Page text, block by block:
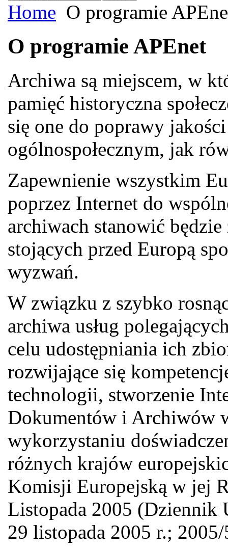
Home O programie
O programie APEnet
Archiwa są miejscem, w
pamięć historyczna
się one do poprawy
ogólnospołecznym, jak
Zapewnienie wszystkim
poprzez Internet do
archiwach stanowić
stojących przed Europą
wyzwań.
W związku z szybko
archiwa usług
celu udostępniania ich
rozwijające się
technologii, stworzenie
Dokumentów i Archiwów
wykorzystaniu
różnych krajów
Komisji Europejską w jej
Listopada 2005
29 listopada 2005 r.;